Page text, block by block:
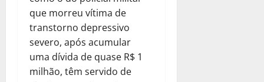
que morreu vítima de
transtorno depressivo
severo, após acumular
uma dívida de quase R$ 1
milhão, têm servido de